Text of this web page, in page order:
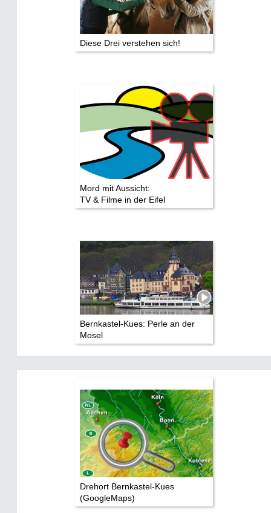
Diese Drei verstehen sich!
Mord mit Aussicht:
TV & Filme in der Eifel
Bernkastel-Kues: Perle an der
Mosel
Drehort Bernkastel-Kues
(GoogleMaps)